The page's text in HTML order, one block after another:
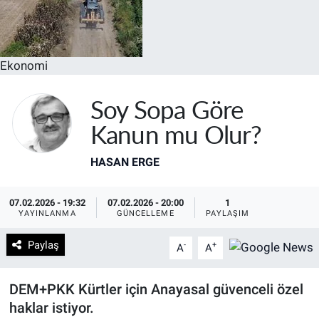
Ekonomi
Soy Sopa Göre
Kanun mu Olur?
HASAN ERGE
07.02.2026 - 19:32
YAYINLANMA
07.02.2026 - 20:00
GÜNCELLEME
1
PAYLAŞIM
Paylaş A- A+
DEM+PKK Kürtler için Anayasal güvenceli özel
haklar istiyor.